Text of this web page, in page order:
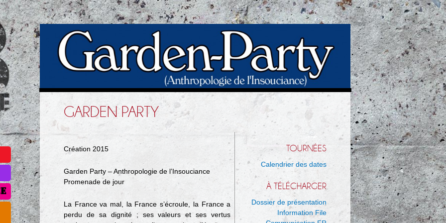
GARDEN PARTY
Création 2015
Garden Party – Anthropologie de l’Insouciance
Promenade de jour
La France va mal, la France s’écroule, la France a
perdu de sa dignité ; ses valeurs et ses vertus
TOURNÉES
Calendrier des dates
À TÉLÉCHARGER
Dossier de présentation
Information File